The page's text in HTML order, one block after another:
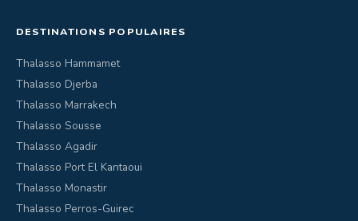
DESTINATIONS POPULAIRES
Thalasso Hammamet
Thalasso Djerba
Thalasso Marrakech
Thalasso Sousse
Thalasso Agadir
Thalasso Port El Kantaoui
Thalasso Monastir
Thalasso Perros-Guirec